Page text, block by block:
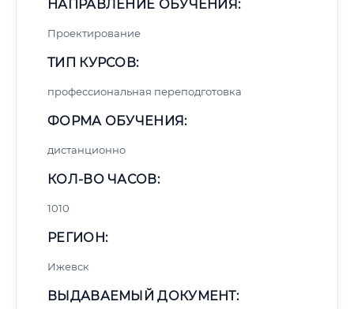
НАПРАВЛЕНИЕ ОБУЧЕНИЯ:
Проектирование
ТИП КУРСОВ:
профессиональная переподготовка
ФОРМА ОБУЧЕНИЯ:
дистанционно
КОЛ-ВО ЧАСОВ:
1010
РЕГИОН:
Ижевск
ВЫДАВАЕМЫЙ ДОКУМЕНТ: